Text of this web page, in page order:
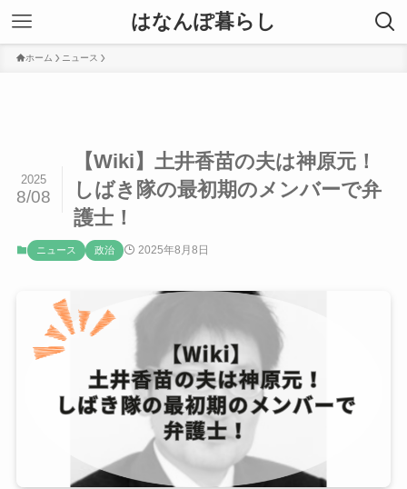
はなんぽ暮らし
ホーム ニュース
【Wiki】土井香苗の夫は神原元！
しばき隊の最初期のメンバーで弁
護士！
2025
8/08
ニュース 政治 2025年8月8日